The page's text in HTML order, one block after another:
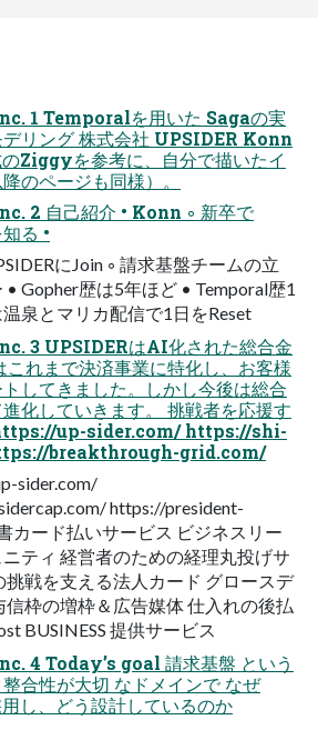
1 Temporalを⽤いた Sagaの実
デリング 株式会社 UPSIDER Konn
Ziggyを参考に、⾃分で描いたイ
のページも同様）。
2 ⾃⼰紹介 • Konn ◦ 新卒で
る •
にJoin ◦ 請求基盤チームの立
Gopher歴は5年ほど • Temporal歴1
泉とマリカ配信で1日をReset
3 UPSIDERはAI化された総合金
これまで決済事業に特化し、お客様
してきました。しかし今後は総合
化していきます。 挑戦者を応援す
https://up-sider.com/ https://shi-
breakthrough-grid.com/
sider.com/
https://president-
カード払いサービス ビジネスリー
ティ 経営者のための経理丸投げサ
挑戦を支える法人カード グロースデ
信枠の増枠＆広告媒体 仕入れの後払
BUSINESS 提供サービス
4 Today’s goal 請求基盤 という
合性が⼤切 なドメインで なぜ
し、どう設計しているのか